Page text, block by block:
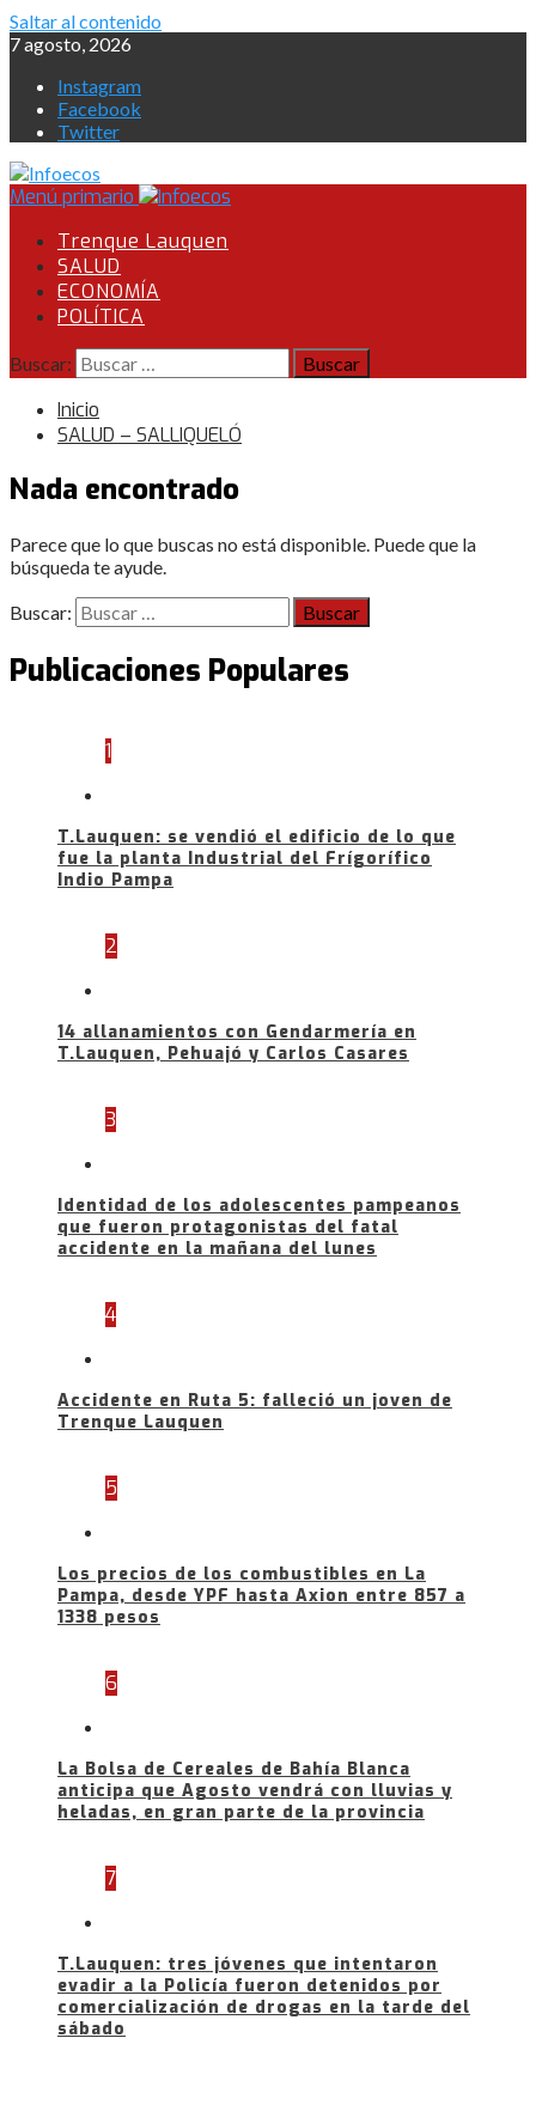
Saltar al contenido
7 agosto, 2026
Instagram
Facebook
Twitter
Menú primario
Trenque Lauquen
SALUD
ECONOMÍA
POLÍTICA
Buscar:
Inicio
SALUD – SALLIQUELÓ
Nada encontrado
Parece que lo que buscas no está disponible. Puede que la
búsqueda te ayude.
Buscar:
Publicaciones Populares
1
T.Lauquen: se vendió el edificio de lo que
fue la planta Industrial del Frígorífico
Indio Pampa
2
14 allanamientos con Gendarmería en
T.Lauquen, Pehuajó y Carlos Casares
3
Identidad de los adolescentes pampeanos
que fueron protagonistas del fatal
accidente en la mañana del lunes
4
Accidente en Ruta 5: falleció un joven de
Trenque Lauquen
5
Los precios de los combustibles en La
Pampa, desde YPF hasta Axion entre 857 a
1338 pesos
6
La Bolsa de Cereales de Bahía Blanca
anticipa que Agosto vendrá con lluvias y
heladas, en gran parte de la provincia
7
T.Lauquen: tres jóvenes que intentaron
evadir a la Policía fueron detenidos por
comercialización de drogas en la tarde del
sábado